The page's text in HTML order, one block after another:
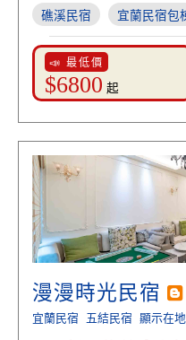
礁溪民宿 宜蘭民宿包
📣 最低價
$6800 起
漫漫時光民宿
宜蘭民宿 五結民宿 顯示在